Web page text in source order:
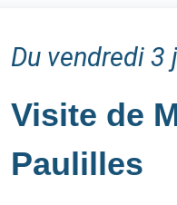
Du vendredi
Visite de
Paulilles